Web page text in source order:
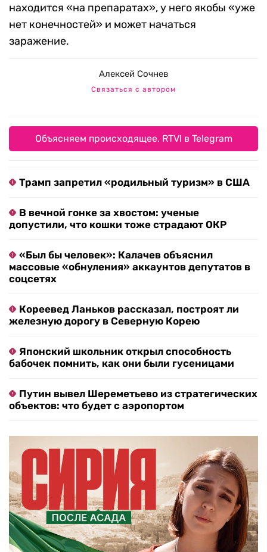
находится «на препаратах», у него якобы «уже
нет конечностей» и может начаться
заражение.
Алексей Сочнев
Связаться с автором
Объясняем происходящее. RTVI в Telegram
Трамп запретил «родильный туризм» в США
В вечной гонке за хвостом: ученые
допустили, что кошки тоже страдают ОКР
«Был бы человек»: Калачев объяснил
массовые «обнуления» аккаунтов депутатов в
соцсетях
Кореевед Ланьков рассказал, построят ли
железную дорогу в Северную Корею
Японский школьник открыл способность
бабочек помнить, как они были гусеницами
Путин вывел Шереметьево из стратегических
объектов: что будет с аэропортом